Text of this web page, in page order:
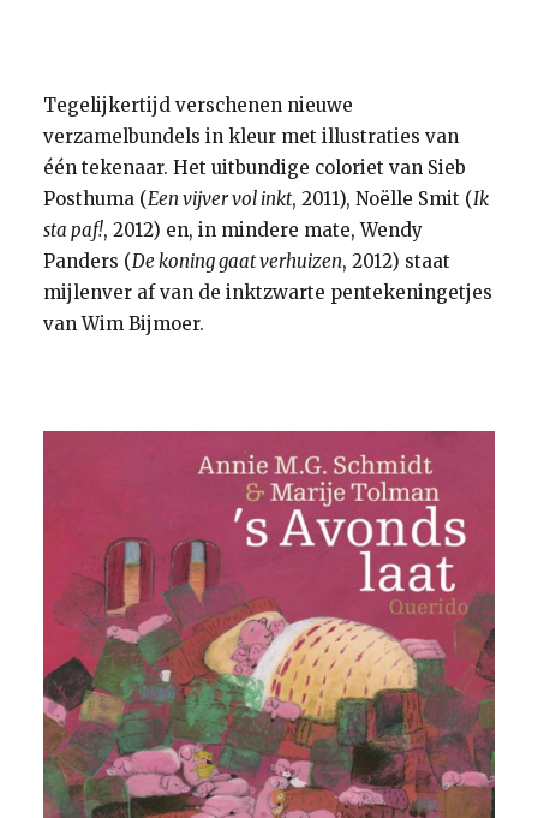
Tegelijkertijd verschenen nieuwe
verzamelbundels in kleur met illustraties van
één tekenaar. Het uitbundige coloriet van Sieb
Posthuma (Een vijver vol inkt, 2011), Noëlle Smit (Ik
sta paf!, 2012) en, in mindere mate, Wendy
Panders (De koning gaat verhuizen, 2012) staat
mijlenver af van de inktzwarte pentekeningetjes
van Wim Bijmoer.